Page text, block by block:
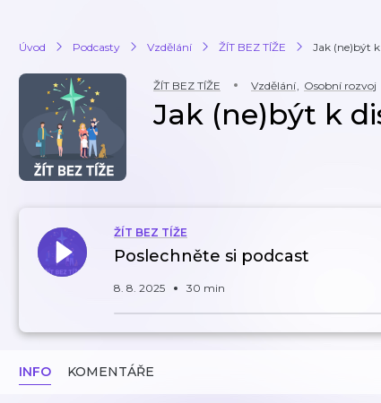
Úvod Podcasty Vzdělání ŽÍT BEZ TÍŽE Jak (ne)být
ŽÍT BEZ TÍŽE Vzdělání, Osobní rozvoj
Jak (ne)být k
ŽÍT BEZ TÍŽE
Poslechněte si podcast
8. 8. 2025 30 min
INFO KOMENTÁŘE